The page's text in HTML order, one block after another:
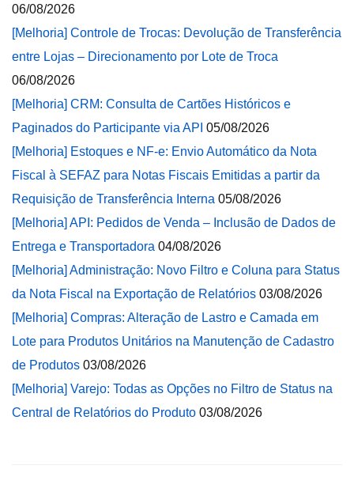
06/08/2026
[Melhoria] Controle de Trocas: Devolução de Transferência
entre Lojas – Direcionamento por Lote de Troca
06/08/2026
[Melhoria] CRM: Consulta de Cartões Históricos e
Paginados do Participante via API 05/08/2026
[Melhoria] Estoques e NF-e: Envio Automático da Nota
Fiscal à SEFAZ para Notas Fiscais Emitidas a partir da
Requisição de Transferência Interna 05/08/2026
[Melhoria] API: Pedidos de Venda – Inclusão de Dados de
Entrega e Transportadora 04/08/2026
[Melhoria] Administração: Novo Filtro e Coluna para Status
da Nota Fiscal na Exportação de Relatórios 03/08/2026
[Melhoria] Compras: Alteração de Lastro e Camada em
Lote para Produtos Unitários na Manutenção de Cadastro
de Produtos 03/08/2026
[Melhoria] Varejo: Todas as Opções no Filtro de Status na
Central de Relatórios do Produto 03/08/2026